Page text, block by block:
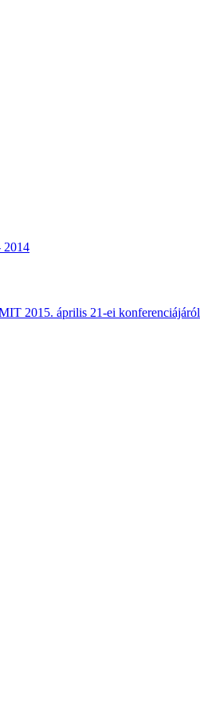
2015. április 21-ei konferenciájáról